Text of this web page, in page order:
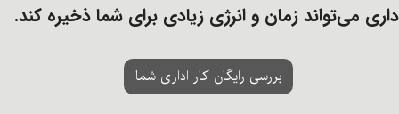
می‌تواند زمان و انرژی زیادی برای شما ذخیره کند.​​​​​​​
بررسی رایگان کار اداری شما